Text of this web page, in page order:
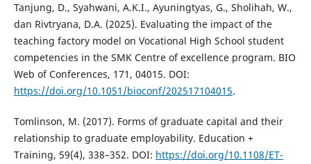
Tanjung, D., Syahwani, A.K.I., Ayuningtyas, G., Sholihah, W.,
dan Rivtryana, D.A. (2025). Evaluating the impact of the
teaching factory model on Vocational High School student
competencies in the SMK Centre of excellence program. BIO
Web of Conferences, 171, 04015. DOI:
https://doi.org/10.1051/bioconf/202517104015.
Tomlinson, M. (2017). Forms of graduate capital and their
relationship to graduate employability. Education +
Training, 59(4), 338–352. DOI: https://doi.org/10.1108/ET-